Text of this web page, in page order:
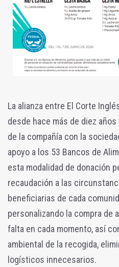
La alianza entre El Corte
desde hace más de diez
de la compañía con la
apoyo a los 53 Bancos de
esta modalidad de donación
recaudación a las
beneficiarias de cada
personalizando la compra de
falta en cada momento, así
ambiental de la recogida,
logísticos innecesarios.